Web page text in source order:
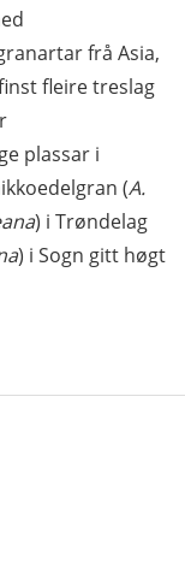
frå Asia,
fleire treslag
plassar i
(A.
) i Trøndelag
) i Sogn gitt høgt